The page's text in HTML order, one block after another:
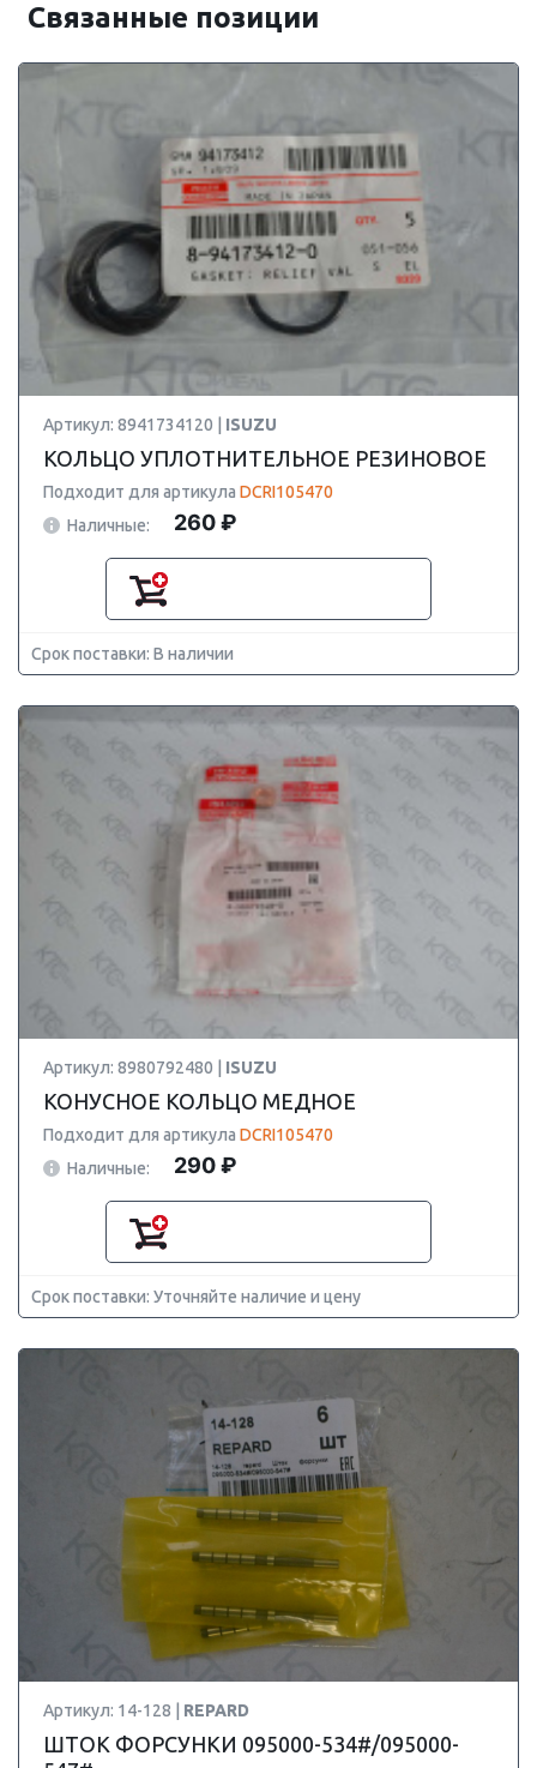
Связанные позиции
Артикул: 8941734120 | ISUZU
КОЛЬЦО УПЛОТНИТЕЛЬНОЕ РЕЗИНОВОЕ
Подходит для артикула DCRI105470
Наличные:
260 ₽
Срок поставки: В наличии
Артикул: 8980792480 | ISUZU
КОНУСНОЕ КОЛЬЦО МЕДНОЕ
Подходит для артикула DCRI105470
Наличные:
290 ₽
Срок поставки: Уточняйте наличие и цену
Артикул: 14-128 | REPARD
ШТОК ФОРСУНКИ 095000-534#/095000-